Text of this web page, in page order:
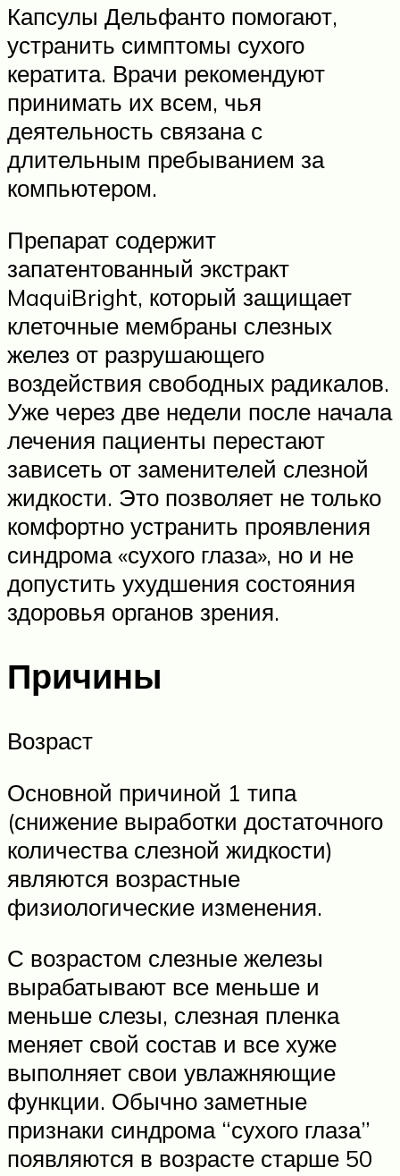
Капсулы Дельфанто помогают,
устранить симптомы сухого
кератита. Врачи рекомендуют
принимать их всем, чья
деятельность связана с
длительным пребыванием за
компьютером.
Препарат содержит
запатентованный экстракт
MaquiBright, который защищает
клеточные мембраны слезных
желез от разрушающего
воздействия свободных радикалов.
Уже через две недели после начала
лечения пациенты перестают
зависеть от заменителей слезной
жидкости. Это позволяет не только
комфортно устранить проявления
синдрома «сухого глаза», но и не
допустить ухудшения состояния
здоровья органов зрения.
Причины
Возраст
Основной причиной 1 типа
(снижение выработки достаточного
количества слезной жидкости)
являются возрастные
физиологические изменения.
С возрастом слезные железы
вырабатывают все меньше и
меньше слезы, слезная пленка
меняет свой состав и все хуже
выполняет свои увлажняющие
функции. Обычно заметные
признаки синдрома “сухого глаза”
появляются в возрасте старше 50